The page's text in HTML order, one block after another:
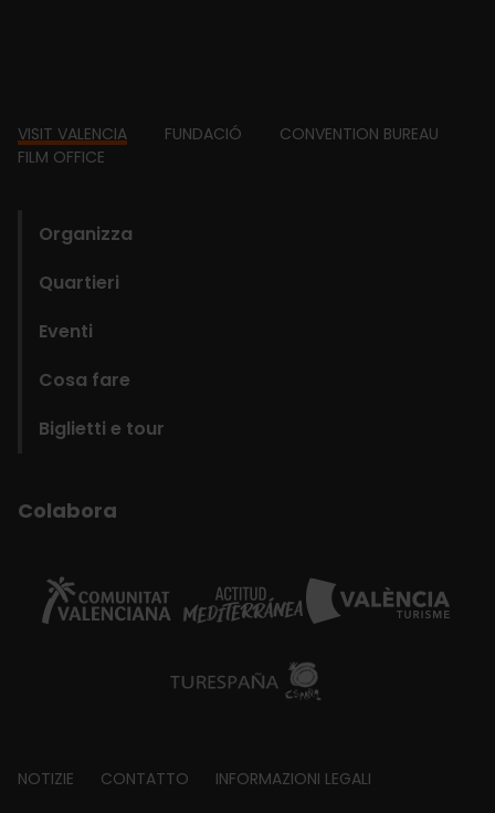
Footer
VISIT VALENCIA FUNDACIÓ
CONVENTION BUREAU
FILM OFFICE
Organizza
Quartieri
Eventi
Cosa fare
Biglietti e tour
Colabora
Footer
NOTIZIE CONTATTO INFORMAZIONI LEGALI